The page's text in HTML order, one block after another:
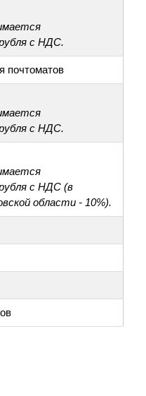
с НДС.
почтоматов
с НДС.
с НДС (в
области - 10%).